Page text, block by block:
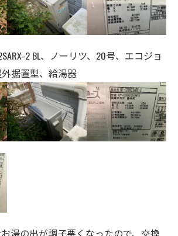
2 BL、ノーリツ、20号、エコジョ
据置型、給湯器
湯の出が調子悪くなったので、交換